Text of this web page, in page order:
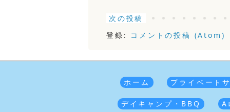
次の投稿
登録: コメントの投稿 (Atom)
ホーム プライベート
デイキャンプ・BBQ A